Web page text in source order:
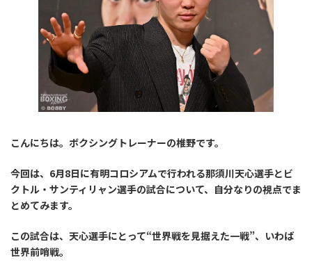
こんにちは。ボクシングトレーナーの椎野です。
今回は、6月8日に有明コロシアムで行われる那須川天心選手とビ
クトル・サンティリャン選手の試合について、自分なりの視点でま
とめてみます。
この試合は、天心選手にとって“世界戦を見据えた一戦”、いわば
世界前哨戦。